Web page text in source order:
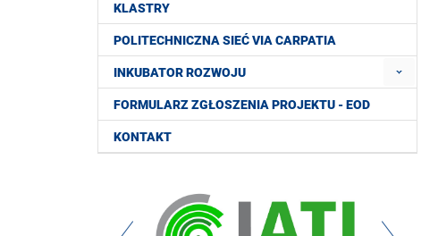
KLASTRY
POLITECHNICZNA SIEĆ VIA CARPATIA
INKUBATOR ROZWOJU
FORMULARZ ZGŁOSZENIA PROJEKTU - EOD
KONTAKT